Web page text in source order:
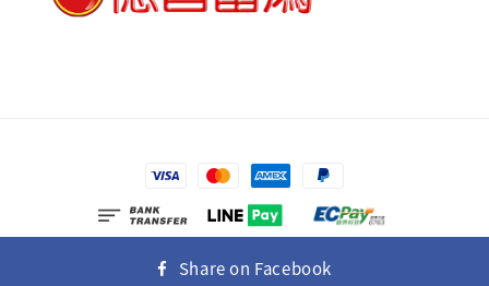
Share on Facebook